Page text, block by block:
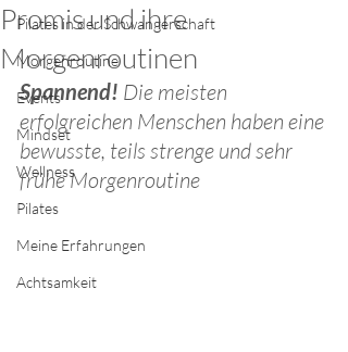
Pilates in der Schwangerschaft
Morgenroutine
Events
Mindset
Wellness
Pilates
Meine Erfahrungen
Achtsamkeit
Promis und ihre
Morgenroutinen
Spannend! Die meisten
erfolgreichen Menschen haben eine
bewusste, teils strenge und sehr
frühe Morgenroutine